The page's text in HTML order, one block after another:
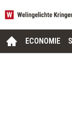
ECONOMIE